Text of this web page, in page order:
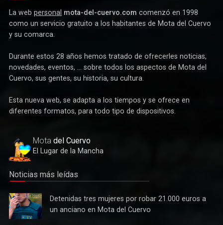
Deportes
La web personal mota-del-cuervo.com comenzó en 1998
como un servicio gratuito a los habitantes de Mota del Cuervo
y su comarca.
Durante estos 28 años hemos tratado de ofrecerles noticias,
novedades, eventos, ... sobre todos los aspectos de Mota del
Cuervo, sus gentes, su historia, su cultura.
Esta nueva web, se adapta a los tiempos y se ofrece en
diferentes formatos, para todo tipo de dispositivos.
Mota del Cuervo
El Lugar de la Mancha
Noticias más leídas
Detenidas
tres
mujeres
Detenidas tres mujeres por robar 21.000 euros a
un anciano en Mota del Cuervo